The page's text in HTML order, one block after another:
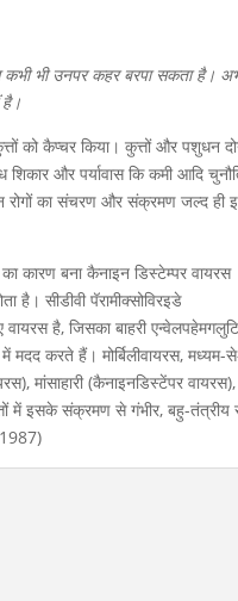
कभी भी उनपर कहर बरपा सकता है।
को कैप्चर किया। कुत्तों और पशुधन
और पर्यावास कि कमी आदि
रोगों का संचरण और संक्रमण जल्द ही
कारण बना कैनाइन डिस्टेम्पर वायरस
सीडीवी पॅरामीक्सोविरइडे
है, जिसका बाहरी
करते हैं। मोर्बिलीवायरस, मध्यम-
मांसाहारी (कैनाइनडिस्टेंपर
में इसके संक्रमण से गंभीर, बहु-तंत्रीय